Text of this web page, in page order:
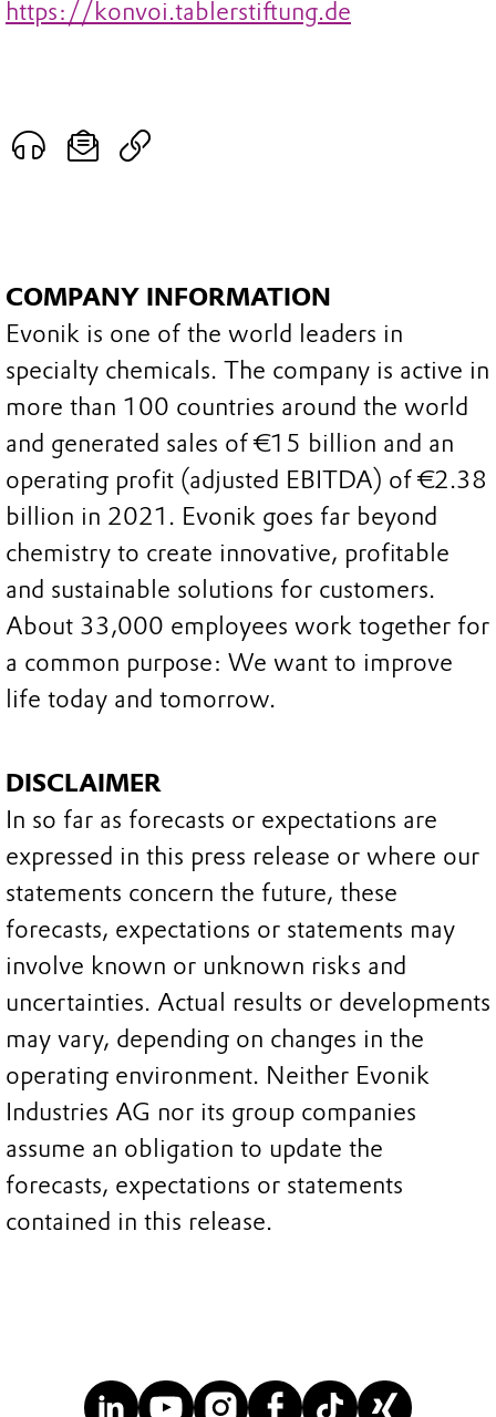
https://konvoi.tablerstiftung.de
COMPANY INFORMATION
Evonik is one of the world leaders in
specialty chemicals. The company is active in
more than 100 countries around the world
and generated sales of €15 billion and an
operating profit (adjusted EBITDA) of €2.38
billion in 2021. Evonik goes far beyond
chemistry to create innovative, profitable
and sustainable solutions for customers.
About 33,000 employees work together for
a common purpose: We want to improve
life today and tomorrow.
DISCLAIMER
In so far as forecasts or expectations are
expressed in this press release or where our
statements concern the future, these
forecasts, expectations or statements may
involve known or unknown risks and
uncertainties. Actual results or developments
may vary, depending on changes in the
operating environment. Neither Evonik
Industries AG nor its group companies
assume an obligation to update the
forecasts, expectations or statements
contained in this release.